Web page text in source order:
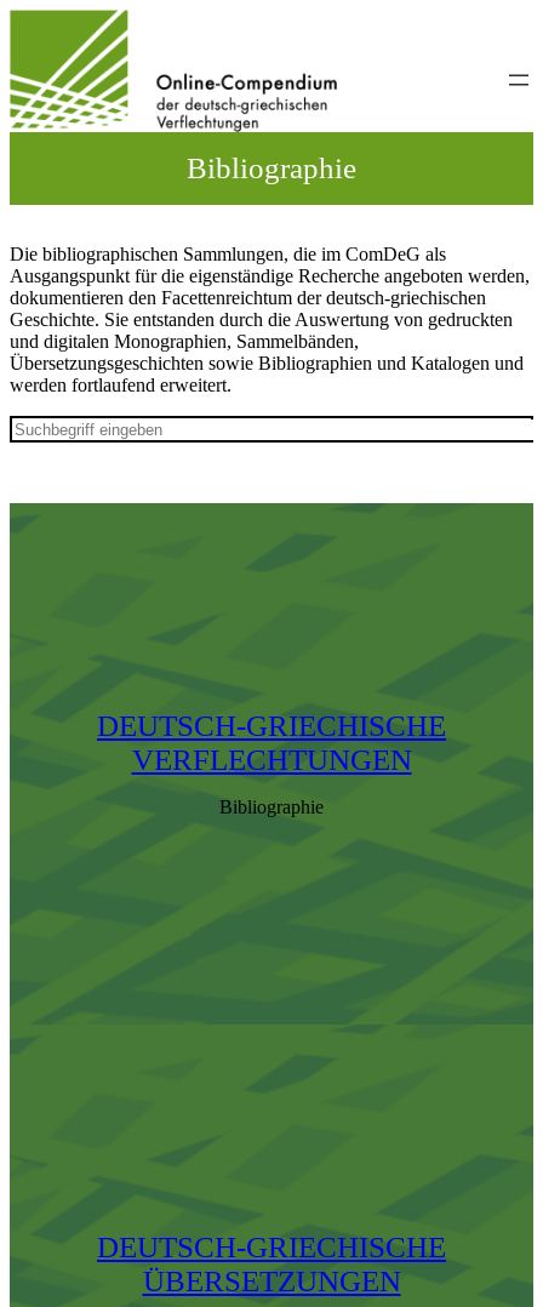
wechseln
Bibliographie
Die bibliographischen Sammlungen, die im ComDeG als
Ausgangspunkt für die eigenständige Recherche angeboten werden,
dokumentieren den Facettenreichtum der deutsch-griechischen
Geschichte. Sie entstanden durch die Auswertung von gedruckten
und digitalen Monographien, Sammelbänden,
Übersetzungsgeschichten sowie Bibliographien und Katalogen und
werden fortlaufend erweitert.
DEUTSCH-GRIECHISCHE
VERFLECHTUNGEN
Bibliographie
DEUTSCH-GRIECHISCHE
ÜBERSETZUNGEN